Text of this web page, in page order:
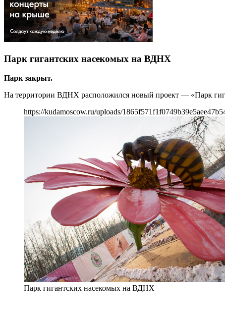
Парк гигантских насекомых на ВДНХ
Парк закрыт.
На территории ВДНХ расположился новый проект — «Парк
https://kudamoscow.ru/uploads/
Парк гигантских насекомых на ВДНХ